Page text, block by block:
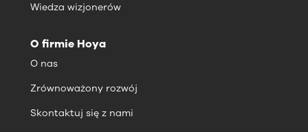
Wiedza wizjonerów
O firmie Hoya
O nas
Zrównoważony rozwój
Skontaktuj się z nami